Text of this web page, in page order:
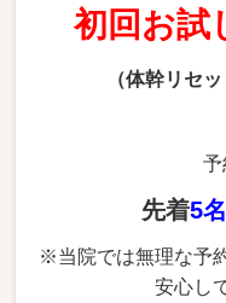
初回お
（体幹リセ
予
先着5名
※当院では無理な予
安心し